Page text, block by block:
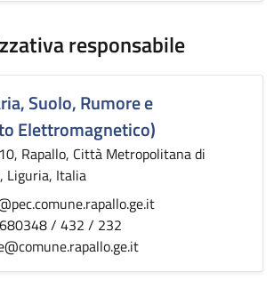
responsabile
Suolo, Rumore e
Elettromagnetico)
Rapallo, Città Metropolitana di
Liguria, Italia
/ 432 / 232